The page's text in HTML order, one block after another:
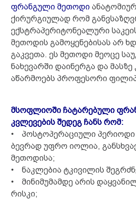
ფრანგული მეთოდი
ქირურგიულად რომ
ექსტრაპერიტონეალური
მეთოდის გამოყენებისას არ
გაკვეთა. ეს მეთოდი მეოცე
ნახევარში დაინერგა და მასზე
აწარმოებს პროფესორი
მსოფლიოში ჩატარებული
კვლევების შედეგ ჩანს რომ:
• პოსტოპერაციული
ბევრად უფრო იოლია,
მეთოდისა;
• ნაკლებია ტკივილის
• მინიმუმამდე არის
რისკი;